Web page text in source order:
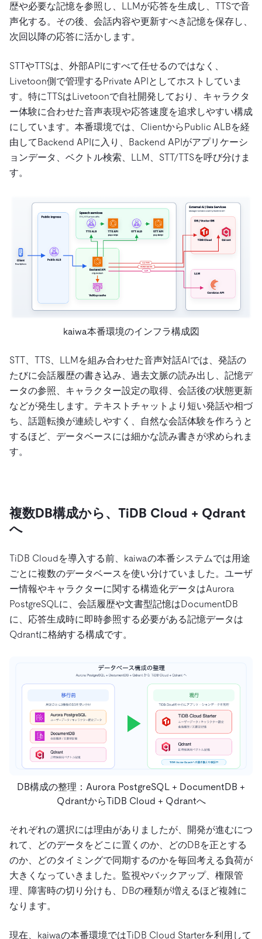
歴や必要な記憶を参照し、LLMが応答を生成し、TTSで音
声化する。その後、会話内容や更新すべき記憶を保存し、
次回以降の応答に活かします。
STTやTTSは、外部APIにすべて任せるのではなく、
Livetoon側で管理するPrivate APIとしてホストしていま
す。特にTTSはLivetoonで自社開発しており、キャラクタ
ー体験に合わせた音声表現や応答速度を追求しやすい構成
にしています。本番環境では、ClientからPublic ALBを経
由してBackend APIに入り、Backend APIがアプリケーシ
ョンデータ、ベクトル検索、LLM、STT/TTSを呼び分けま
す。
kaiwa本番環境のインフラ構成図
STT、TTS、LLMを組み合わせた音声対話AIでは、発話の
たびに会話履歴の書き込み、過去文脈の読み出し、記憶デ
ータの参照、キャラクター設定の取得、会話後の状態更新
などが発生します。テキストチャットより短い発話や相づ
ち、話題転換が連続しやすく、自然な会話体験を作ろうと
するほど、データベースには細かな読み書きが求められま
す。
複数DB構成から、TiDB Cloud + Qdrant
へ
TiDB Cloudを導入する前、kaiwaの本番システムでは用途
ごとに複数のデータベースを使い分けていました。ユーザ
ー情報やキャラクターに関する構造化データはAurora
PostgreSQLに、会話履歴や文書型記憶はDocumentDB
に、応答生成時に即時参照する必要がある記憶データは
Qdrantに格納する構成です。
DB構成の整理：Aurora PostgreSQL + DocumentDB +
QdrantからTiDB Cloud + Qdrantへ
それぞれの選択には理由がありましたが、開発が進むにつ
れて、どのデータをどこに置くのか、どのDBを正とする
のか、どのタイミングで同期するのかを毎回考える負荷が
大きくなっていきました。監視やバックアップ、権限管
理、障害時の切り分けも、DBの種類が増えるほど複雑に
なります。
現在、kaiwaの本番環境ではTiDB Cloud Starterを利用して